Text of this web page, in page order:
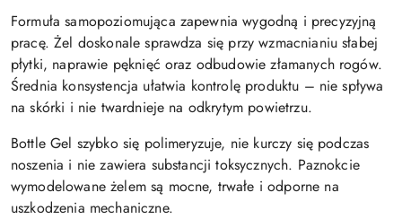
Formuła samopoziomująca zapewnia wygodną i precyzyjną
pracę. Żel doskonale sprawdza się przy wzmacnianiu słabej
płytki, naprawie pęknięć oraz odbudowie złamanych rogów.
Średnia konsystencja ułatwia kontrolę produktu – nie spływa
na skórki i nie twardnieje na odkrytym powietrzu.
Bottle Gel szybko się polimeryzuje, nie kurczy się podczas
noszenia i nie zawiera substancji toksycznych. Paznokcie
wymodelowane żelem są mocne, trwałe i odporne na
uszkodzenia mechaniczne.